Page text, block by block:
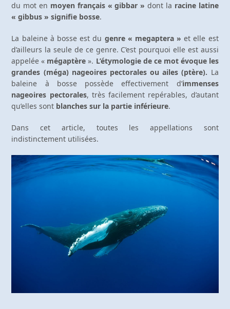
du mot en moyen français « gibbar » dont la racine latine
« gibbus » signifie bosse.
La baleine à bosse est du genre « megaptera » et elle est
d’ailleurs la seule de ce genre. C’est pourquoi elle est aussi
appelée « mégaptère ». L’étymologie de ce mot évoque les
grandes (méga) nageoires pectorales ou ailes (ptère). La
baleine à bosse possède effectivement d’immenses
nageoires pectorales, très facilement repérables, d’autant
qu’elles sont blanches sur la partie inférieure.
Dans cet article, toutes les appellations sont
indistinctement utilisées.